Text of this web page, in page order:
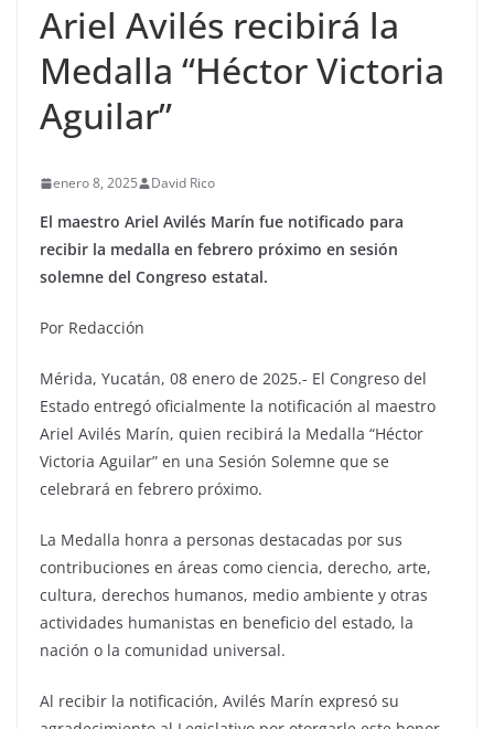
Ariel Avilés recibirá la
Medalla “Héctor Victoria
Aguilar”
enero 8, 2025 David Rico
El maestro Ariel Avilés Marín fue notificado para
recibir la medalla en febrero próximo en sesión
solemne del Congreso estatal.
Por Redacción
Mérida, Yucatán, 08 enero de 2025.- El Congreso del
Estado entregó oficialmente la notificación al maestro
Ariel Avilés Marín, quien recibirá la Medalla “Héctor
Victoria Aguilar” en una Sesión Solemne que se
celebrará en febrero próximo.
La Medalla honra a personas destacadas por sus
contribuciones en áreas como ciencia, derecho, arte,
cultura, derechos humanos, medio ambiente y otras
actividades humanistas en beneficio del estado, la
nación o la comunidad universal.
Al recibir la notificación, Avilés Marín expresó su